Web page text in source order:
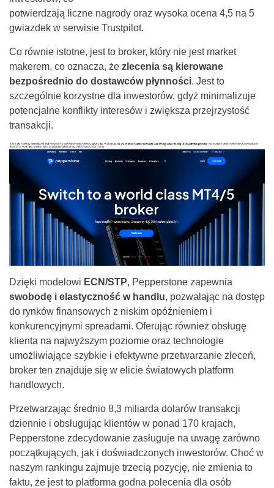
potwierdzają liczne nagrody oraz wysoka ocena 4,5 na 5
gwiazdek w serwisie Trustpilot.
Co równie istotne, jest to broker, który nie jest market
makerem, co oznacza, że zlecenia są kierowane
bezpośrednio do dostawców płynności. Jest to
szczególnie korzystne dla inwestorów, gdyż minimalizuje
potencjalne konflikty interesów i zwiększa przejrzystość
transakcji.
Dzięki modelowi ECN/STP, Pepperstone zapewnia
swobodę i elastyczność w handlu, pozwalając na dostęp
do rynków finansowych z niskim opóźnieniem i
konkurencyjnymi spreadami. Oferując również obsługę
klienta na najwyższym poziomie oraz technologie
umożliwiające szybkie i efektywne przetwarzanie zleceń,
broker ten znajduje się w elicie światowych platform
handlowych.
Przetwarzając średnio 8,3 miliarda dolarów transakcji
dziennie i obsługując klientów w ponad 170 krajach,
Pepperstone zdecydowanie zasługuje na uwagę zarówno
początkujących, jak i doświadczonych inwestorów. Choć w
naszym rankingu zajmuje trzecią pozycję, nie zmienia to
faktu, że jest to platforma godna polecenia dla osób